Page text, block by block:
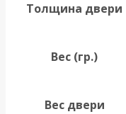
Толщина двери
Вес (гр.)
Вес двери